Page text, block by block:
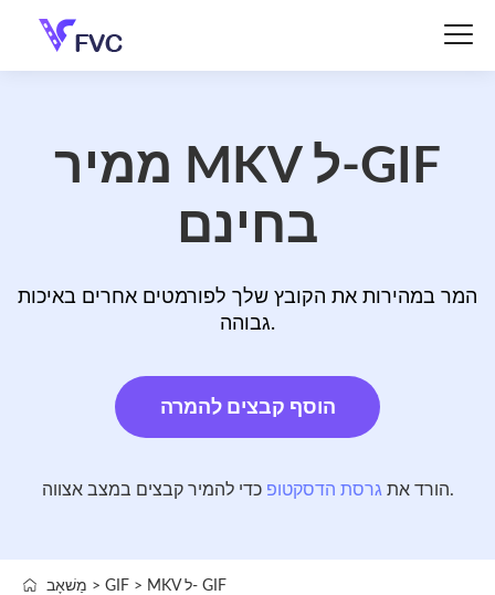
ממיר MKV ל-GIF
בחינם
המר במהירות את הקובץ שלך לפורמטים אחרים באיכות
גבוהה.
הוסף קבצים להמרה
הורד את גרסת הדסקטופ כדי להמיר קבצים במצב אצווה.
מַשׁאָב > GIF > MKV ל- GIF